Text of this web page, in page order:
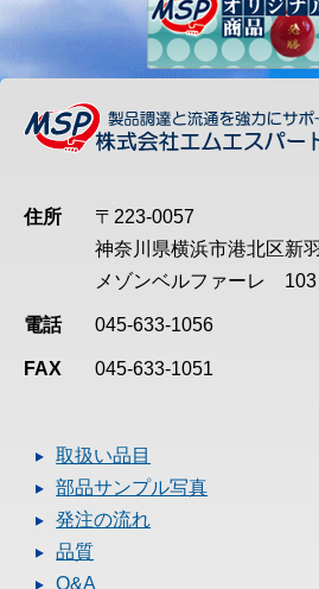
住所
〒223-0057
神奈川県横浜市港北区新
メゾンベルファーレ 103
電話 045-633-1056
FAX 045-633-1051
取扱い品目
部品サンプル写真
発注の流れ
品質
Q&A